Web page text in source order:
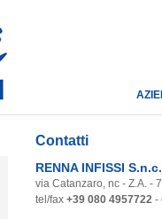
Contatti
RENNA INFISSI S.n.c.
via Catanzaro, nc - Z.A. -
tel/fax +39 080 4957722 -